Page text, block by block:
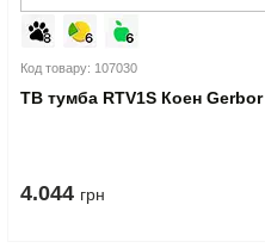
Код товару: 107030
ТВ тумба RTV1S Коен Gerbor
4.044 грн